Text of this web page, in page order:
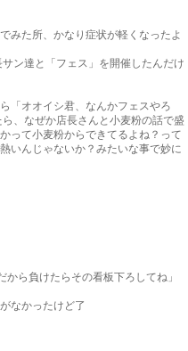
みた所、かなり症状が軽くなったよ
ン達と「フェス」を開催したんだけ
「オオイシ君、なんかフェスやろ
、なぜか店長さんと小麦粉の話で盛
って小麦粉からできてるよね？って
いんじゃないか？みたいな事で妙に
ら負けたらその看板下ろしてね」
なかったけど了